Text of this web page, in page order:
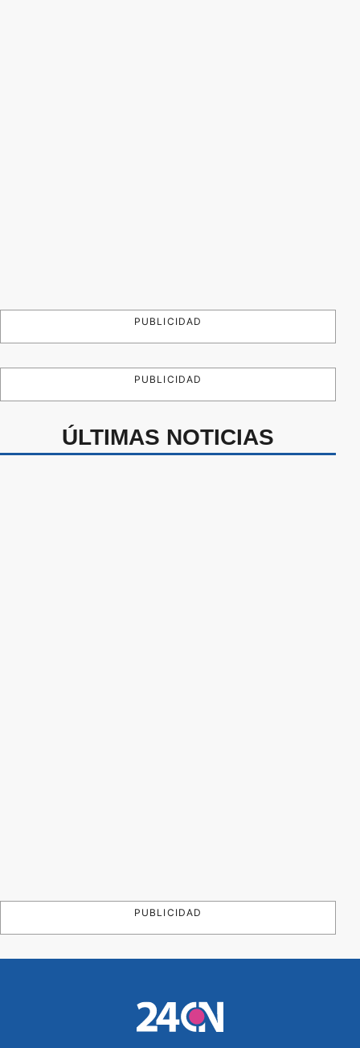
PUBLICIDAD
PUBLICIDAD
ÚLTIMAS NOTICIAS
PUBLICIDAD